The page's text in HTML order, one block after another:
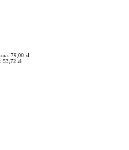
79,00 zł
53,72 zł